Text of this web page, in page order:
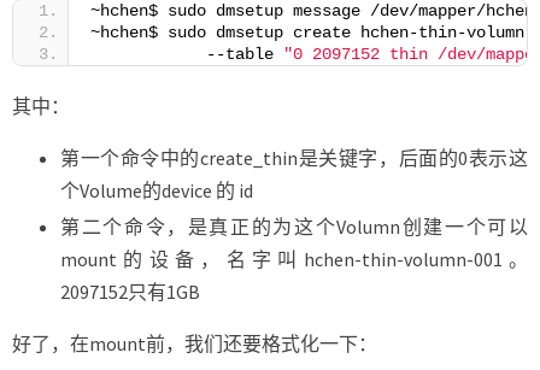
~hchen$ sudo dmsetup message /dev/mapper/
~hchen$ sudo dmsetup create hchen-thin-volumn-
            --table
"0 2097152 thin /dev/
其中：
第一个命令中的create_thin是关键字，后面的0表示这
个Volume的device 的 id
第二个命令，是真正的为这个Volumn创建一个可以
mount的设备，名字叫hchen-thin-volumn-001。
2097152只有1GB
好了，在mount前，我们还要格式化一下：